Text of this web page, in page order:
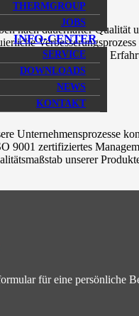
THERMGROUP
JOBS
INFO-CENTER
SERVICE
DOWNLOADS
NEWS
KONTAKT
nach dauerhafter Qualität
und Austausch von
Unternehmensprozesse
9001 zertifiziertes
unserer
für eine persönliche